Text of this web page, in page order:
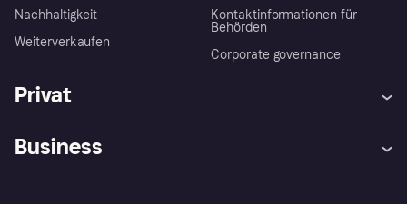
Nachhaltigkeit
Weiterverkaufen
Kontaktinformationen für
Behörden
Corporate governance
Privat
Business